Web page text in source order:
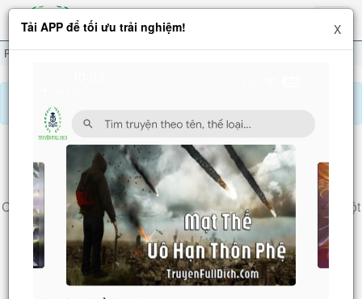
Hiện
menu
Phần Mềm Treo Máy: Ta Bất Tri Bất Giác Liền Vô Địch Chương 793
PHẦN MỀM TREO MÁY: TA BẤT TRI BẤT GIÁC
LIỀN VÔ ĐỊCH
Chương 793: Dùng sức mạnh phá vỡ thế cục, đánh cờ vây, một
quân định càn khôn
Tải APP để tối ưu trải nghiệm! X